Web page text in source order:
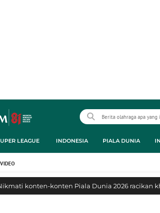
LEAGUE INDONESIA PIALA DUNIA
VIDEO
konten-konten Piala Dunia 2026 racikan